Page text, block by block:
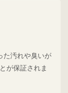
た汚れや臭いが
が保証されま